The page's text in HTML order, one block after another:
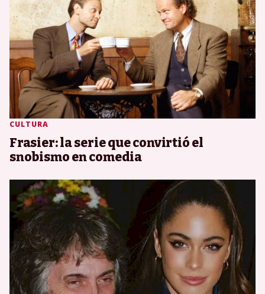
CULTURA
Frasier: la serie que convirtió el
snobismo en comedia